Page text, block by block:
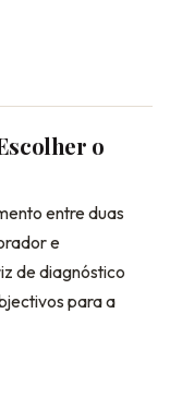
o
entre duas
e
de diagnóstico
para a